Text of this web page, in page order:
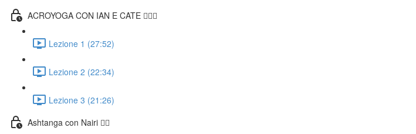
ACROYOGA CON IAN E CATE 🤸🏻‍♀️
Lezione 1 (27:52)
Lezione 2 (22:34)
Lezione 3 (21:26)
Ashtanga con Nairi 🧘‍♀️